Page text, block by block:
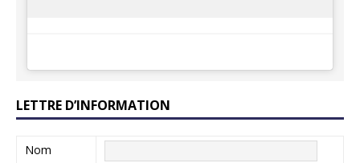
LETTRE D’INFORMATION
Nom